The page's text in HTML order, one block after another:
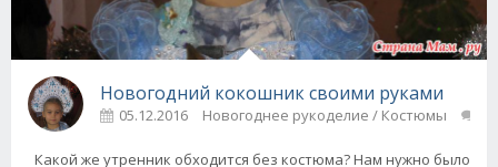
Новогодний кокошник своими руками
05.12.2016 Новогоднее рукоделие / Костюмы
Какой же утренник обходится без костюма? Нам нужно было